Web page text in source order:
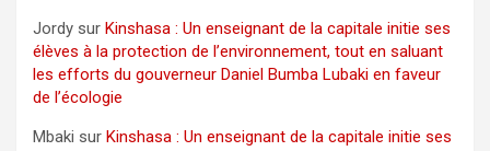
Jordy sur Kinshasa : Un enseignant de la capitale initie ses
élèves à la protection de l’environnement, tout en saluant
les efforts du gouverneur Daniel Bumba Lubaki en faveur
de l’écologie
Mbaki sur Kinshasa : Un enseignant de la capitale initie ses